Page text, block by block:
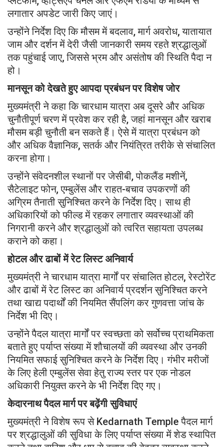
लगातार अपडेट जारी किए जाएं।
उन्होंने निर्देश दिए कि मौसम में बदलाव, मार्ग अवरोध, यातायात
जाम और दर्शन में देरी जैसी जानकारी समय रहते श्रद्धालुओं
तक पहुंचाई जाए, जिससे भ्रम और असंतोष की स्थिति पैदा न
हो।
मानसून को देखते हुए आपदा प्रबंधन पर विशेष जोर
मुख्यमंत्री ने कहा कि चारधाम यात्रा अब दूसरे और अधिक
चुनौतीपूर्ण चरण में प्रवेश कर रही है, जहां मानसून और खराब
मौसम बड़ी चुनौती बन सकते हैं। ऐसे में यात्रा प्रबंधन को
और अधिक वैज्ञानिक, सतर्क और नियंत्रित तरीके से संचालित
करना होगा।
उन्होंने संवेदनशील स्थानों पर जेसीबी, पोकलैंड मशीनें,
सैटेलाइट फोन, एम्बुलेंस और राहत-बचाव उपकरणों की
अग्रिम तैनाती सुनिश्चित करने के निर्देश दिए। साथ ही
अधिकारियों को फील्ड में रहकर लगातार व्यवस्थाओं की
निगरानी करने और श्रद्धालुओं को त्वरित सहायता उपलब्ध
कराने को कहा।
होटल और ढाबों में रेट लिस्ट अनिवार्य
मुख्यमंत्री ने चारधाम यात्रा मार्गों पर संचालित होटल, रेस्टोरेंट
और ढाबों में रेट लिस्ट का अनिवार्य प्रदर्शन सुनिश्चित करने
तथा खाद्य पदार्थों की नियमित सैंपलिंग कर गुणवत्ता जांच के
निर्देश भी दिए।
उन्होंने पैदल यात्रा मार्गों पर स्वच्छता को सर्वोच्च प्राथमिकता
बताते हुए पर्याप्त संख्या में शौचालयों की व्यवस्था और उनकी
नियमित सफाई सुनिश्चित करने के निर्देश दिए। गंभीर मरीजों
के लिए हेली एम्बुलेंस सेवा हेतु राज्य स्तर पर एक नोडल
अधिकारी नियुक्त करने के भी निर्देश दिए गए।
केदारनाथ पैदल मार्ग पर बढ़ेंगी सुविधाएं
मुख्यमंत्री ने विशेष रूप से Kedarnath Templeपैदल मार्ग
पर श्रद्धालुओं की सुविधा के लिए पर्याप्त संख्या में शेड स्थापित